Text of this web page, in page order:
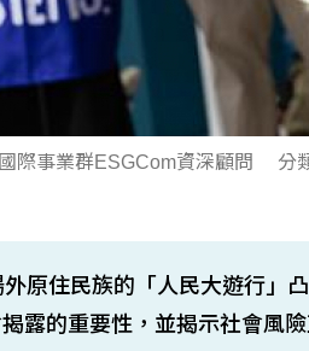
際事業群ESGCom資深顧問 分
原住民族的「人民大遊行」
露的重要性，並揭示社會風